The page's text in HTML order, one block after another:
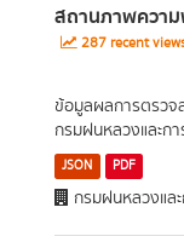
สถานภาพควา
287 recent
ข้อมูลผลการตรวจ
กรมฝนหลวงและก
JSON PDF
กรมฝนหลวงแล